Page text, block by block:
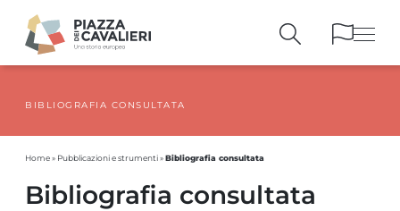
PUBBLICAZIONI E STRUMENTI
BIBLIOGRAFIA CONSULTATA
Home» Pubblicazioni e strumenti»Bibliografia consultata
Bibliografia consultata